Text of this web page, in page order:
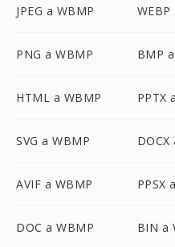
JPEG a WBMP
PNG a WBMP BMP
HTML a WBMP PPTX
SVG a WBMP DOCX
AVIF a WBMP PPSX
DOC a WBMP BIN a